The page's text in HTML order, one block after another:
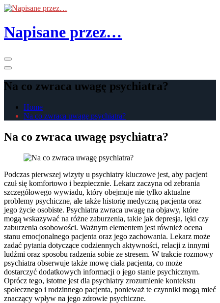
Skip
the
content
Napisane przez…
Na co zwraca uwagę psychiatra?
Home
Na co zwraca uwagę psychiatra?
Na co zwraca uwagę psychiatra?
Podczas pierwszej wizyty u psychiatry kluczowe jest, aby pacjent
czuł się komfortowo i bezpiecznie. Lekarz zaczyna od zebrania
szczegółowego wywiadu, który obejmuje nie tylko aktualne
problemy psychiczne, ale także historię medyczną pacjenta oraz
jego życie osobiste. Psychiatra zwraca uwagę na objawy, które
mogą wskazywać na różne zaburzenia, takie jak depresja, lęki czy
zaburzenia osobowości. Ważnym elementem jest również ocena
stanu emocjonalnego pacjenta oraz jego zachowania. Lekarz może
zadać pytania dotyczące codziennych aktywności, relacji z innymi
ludźmi oraz sposobu radzenia sobie ze stresem. W trakcie rozmowy
psychiatra obserwuje także mowę ciała pacjenta, co może
dostarczyć dodatkowych informacji o jego stanie psychicznym.
Oprócz tego, istotne jest dla psychiatry zrozumienie kontekstu
społecznego i rodzinnego pacjenta, ponieważ te czynniki mogą mieć
znaczący wpływ na jego zdrowie psychiczne.